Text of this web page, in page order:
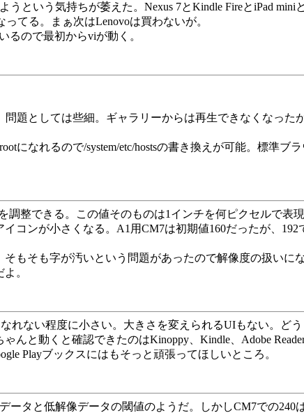
という気持ちが萎えた。Nexus 7とKindle FireとiPad mini
てる。まぁ次はLenovoは買わないが。
るので最初からviが動く。
題としては些細。ギャラリーからは再生できなくなった
なれるので/system/etc/hostsの書き換えが可能。標準ブ
調整できる。この値そのものは1インチを何ピクセルで表
コンが小さくなる。A1用CM7は初期値160だったが、192
もそも字が汚いという問題があったので解像度の扱いに
。
れない程度に小さい。大きさを変えられるUIもない。ど
と動くと確認できたのはKinoppy、Kindle、Adobe
Playブックスにはもそっと頑張ってほしいところ。
ータと低解像データの閾値のようだ。しかしCM7での240